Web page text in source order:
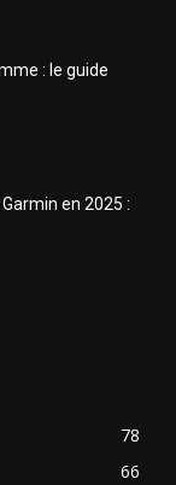
: le guide
en 2025 :
78
66